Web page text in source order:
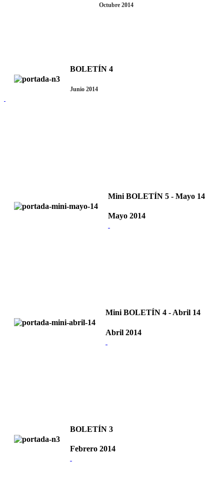
Octubre 2014
BOLETÍN 4
Junio 2014
Mini BOLETÍN 5 - Mayo 14
Mayo 2014
Mini BOLETÍN 4 - Abril 14
Abril 2014
BOLETÍN 3
Febrero 2014